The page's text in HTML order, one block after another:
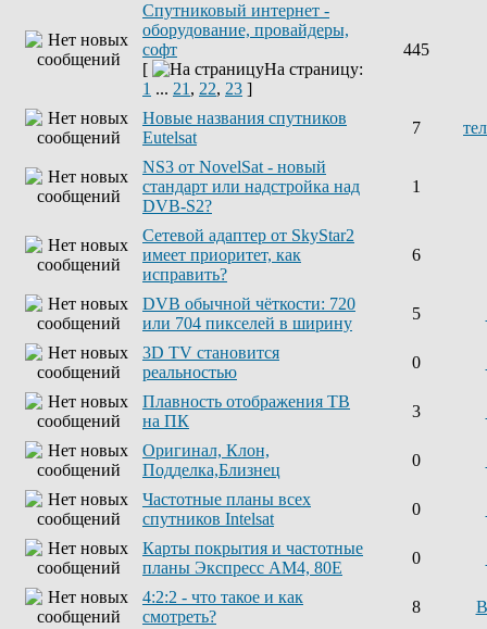
Спутниковый интернет -
оборудование, провайдеры,
софт
[
На страницу:
1 ... 21 , 22, 23 ]
445
Новые названия спутников
Eutelsat
7
NS3 от NovelSat - новый
стандарт или надстройка над
DVB-S2?
1
Сетевой адаптер от SkyStar2
имеет приоритет, как
исправить?
6
DVB обычной чёткости: 720
или 704 пикселей в ширину
5
3D TV становится
реальностью
0
Плавность отображения ТВ
на ПК
3
Оригинал, Клон,
Подделка,Близнец
0
Частотные планы всех
спутников Intelsat
0
Карты покрытия и частотные
планы Экспресс AM4, 80E
0
4:2:2 - что такое и как
смотреть?
8